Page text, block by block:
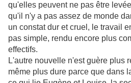
qu'elles peuvent ne pas être
qu'il n'y a pas assez de monde
un constat dur et cruel, le travail
pas simple, rendu encore plus
effectifs.
L'autre nouvelle n'est guère plus
même plus dure parce que dans